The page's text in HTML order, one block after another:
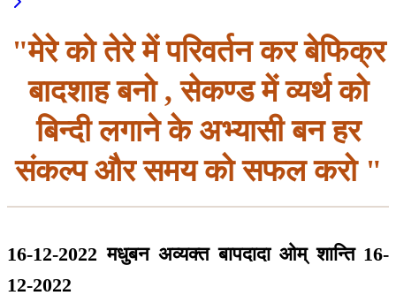
"मेरे को तेरे में परिवर्तन कर बेफिक्र
बादशाह बनो , सेकण्ड में व्यर्थ को
बिन्दी लगाने के अभ्यासी बन हर
संकल्प और समय को सफल करो "
16-12-2022 मधुबन अव्यक्त बापदादा ओम् शान्ति 16-
12-2022